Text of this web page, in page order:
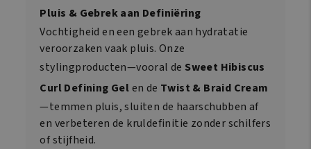
Pluis & Gebrek aan Definiëring
Vochtigheid en een gebrek aan hydratatie
veroorzaken vaak pluis. Onze
stylingproducten—vooral de Sweet Hibiscus
Curl Defining Gelen de Twist & Braid Cream
—temmen pluis, sluiten de haarschubben af
en verbeteren de kruldefinitie zonder schilfers
of stijfheid.